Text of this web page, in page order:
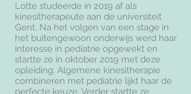
Lotte studeerde in 2019 af als
kinesitherapeute aan de universiteit
Gent. Na het volgen van een stage in
het buitengewoon onderwijs werd haar
interesse in pediatrie opgewekt en
startte ze in oktober 2019 met deze
opleiding. Algemene kinesitherapie
combineren met pediatrie lijkt haar de
perfecte keuze. Verder startte ze